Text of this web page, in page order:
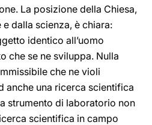
La posizione della Chiesa,
dalla scienza, è chiara:
identico all’uomo
che se ne sviluppa. Nulla
che ne violi
anche una ricerca scientifica
strumento di laboratorio non
scientifica in campo